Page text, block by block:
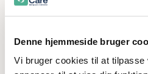
Denne hjemmeside bruger
Vi bruger cookies til at tilpasse
Kontakt os her